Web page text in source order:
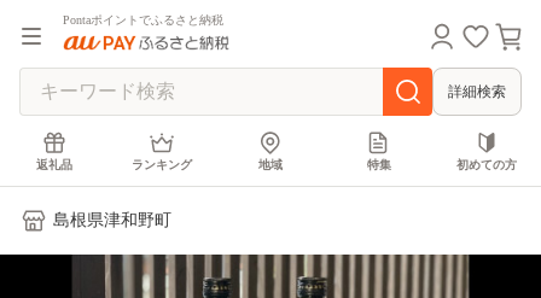
Pontaポイントでふるさと納税
詳細検索
返礼品 ランキング 地域 特集 初めての方
島根県津和野町